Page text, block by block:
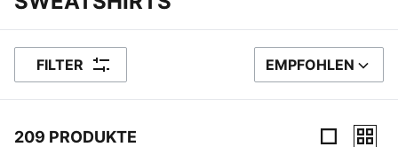
FILTER SORTIEREN NACH
EMPFOHLEN
209 PRODUKTE